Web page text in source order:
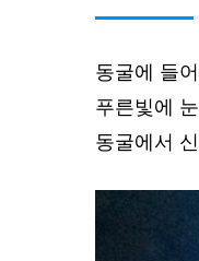
동굴에 들
푸른빛에
동굴에서